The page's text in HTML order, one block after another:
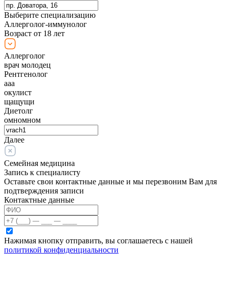
Выберите специализацию
Аллерголог-иммунолог
Возраст от 18 лет
Аллерголог
врач молодец
Рентгенолог
ааа
окулист
щащущи
Диетолг
омномном
Далее
Семейная медицина
Запись к специалисту
Оставьте свои контактные данные и мы перезвоним Вам для
подтверждения записи
Контактные данные
Нажимая кнопку отправить, вы соглашаетесь с нашей
политикой конфиденциальности